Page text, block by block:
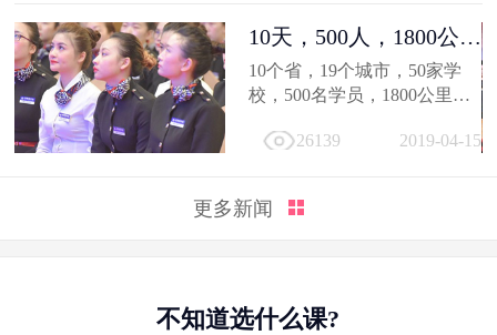
10天，500人，1800公
里；不负韶...
10个省，19个城市，50家学
校，500名学员，1800公里，
地方...26139 2019-04-15
更多新闻
不知道选什么课?